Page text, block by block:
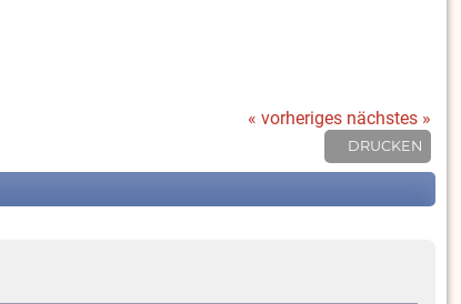
« vorheriges nächstes »
DRUCKEN